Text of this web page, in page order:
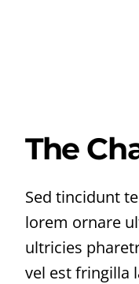
The
Sed tincidunt
lorem ornare
ultricies
vel est fringilla